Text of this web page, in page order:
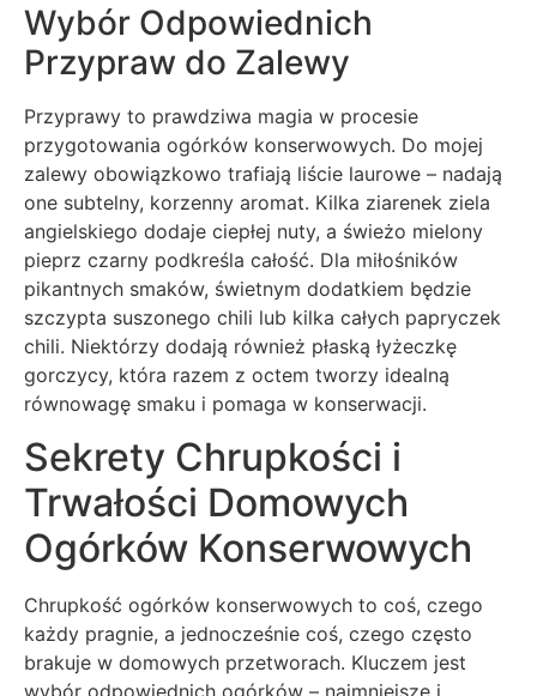
Wybór Odpowiednich
Przypraw do Zalewy
Przyprawy to prawdziwa magia w procesie
przygotowania ogórków konserwowych. Do mojej
zalewy obowiązkowo trafiają liście laurowe – nadają
one subtelny, korzenny aromat. Kilka ziarenek ziela
angielskiego dodaje ciepłej nuty, a świeżo mielony
pieprz czarny podkreśla całość. Dla miłośników
pikantnych smaków, świetnym dodatkiem będzie
szczypta suszonego chili lub kilka całych papryczek
chili. Niektórzy dodają również płaską łyżeczkę
gorczycy, która razem z octem tworzy idealną
równowagę smaku i pomaga w konserwacji.
Sekrety Chrupkości i
Trwałości Domowych
Ogórków Konserwowych
Chrupkość ogórków konserwowych to coś, czego
każdy pragnie, a jednocześnie coś, czego często
brakuje w domowych przetworach. Kluczem jest